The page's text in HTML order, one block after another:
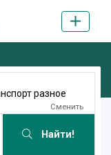
разное
Сменить
Найти!